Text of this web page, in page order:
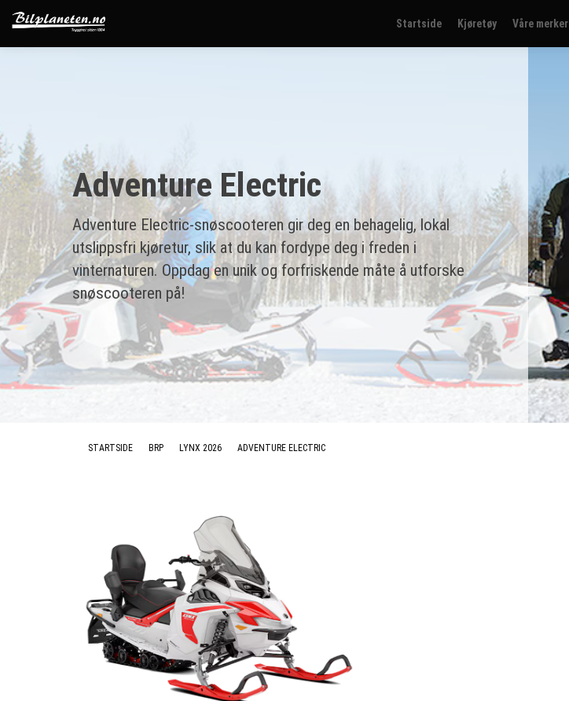
Startside Kjøretøy Våre merker
Adventure Electric
Adventure Electric-snøscooteren gir deg en behagelig, lokal
utslippsfri kjøretur, slik at du kan fordype deg i freden i
vinternaturen. Oppdag en unik og forfriskende måte å utforske
snøscooteren på!
STARTSIDE BRP LYNX 2026 ADVENTURE ELECTRIC